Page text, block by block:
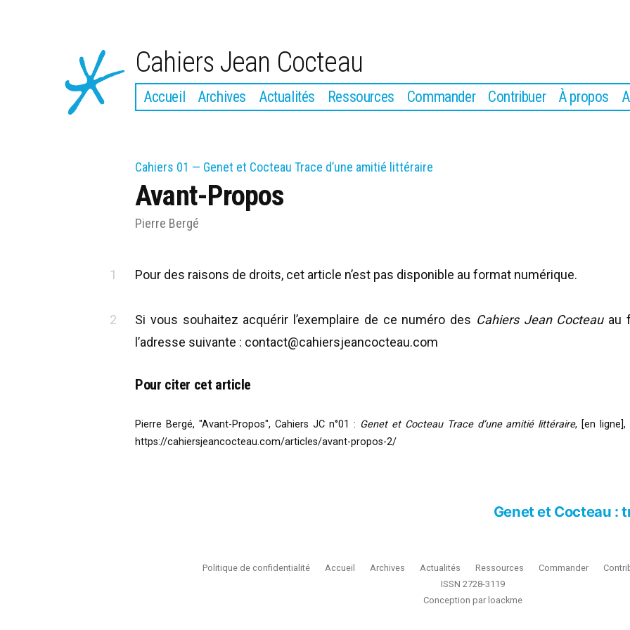
contenu
Cahiers Jean Cocteau
Accueil Archives Actualités Ressources Commander Contribuer À propos
Cahiers 01 — Genet et Cocteau Trace d’une amitié littéraire
Avant-Propos
Pierre Bergé
Pour des raisons de droits, cet article n’est pas disponible au format numérique.
Si vous souhaitez acquérir l’exemplaire de ce numéro des Cahiers Jean Cocteauau
l’adresse suivante : contact@cahiersjeancocteau.com
Pour citer cet article
Pierre Bergé, "Avant-Propos", Cahiers JC n°01 : Genet et Cocteau Trace d’une amitié littéraire, [en
https://cahiersjeancocteau.com/articles/avant-propos-2/
l’article
Genet et Cocteau :
Politique de confidentialité Accueil Archives Actualités Ressources Commander
ISSN 2728-3119
Conception par loackme